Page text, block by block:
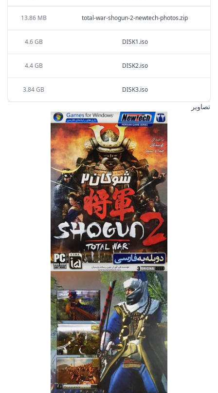
total-war-shogun-2-newtech-photos.zip
13.86 MB
DISK1.iso
4.6 GB
DISK2.iso
4.4 GB
DISK3.iso
3.84 GB
تصاویر